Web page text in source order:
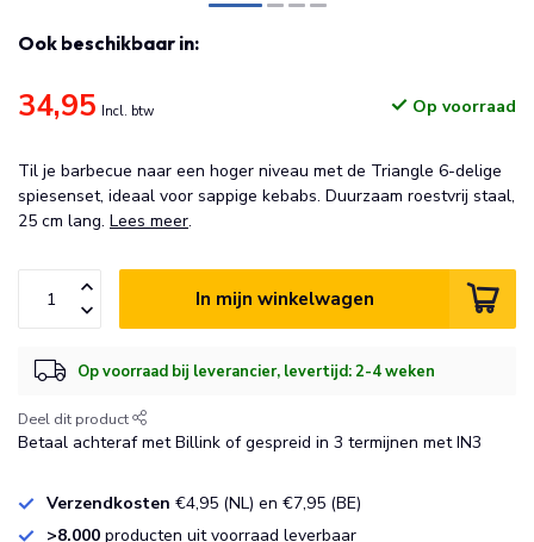
Ook beschikbaar in:
34,95 Incl. btw Op voorraad
Til je barbecue naar een hoger niveau met de Triangle 6-delige
spiesenset, ideaal voor sappige kebabs. Duurzaam roestvrij staal,
25 cm lang. Lees meer.
In mijn winkelwagen
Op voorraad bij leverancier, levertijd: 2-4 weken
Deel dit product
Betaal achteraf met Billink of gespreid in 3 termijnen met IN3
Verzendkosten €4,95 (NL) en €7,95 (BE)
>8.000 producten uit voorraad leverbaar